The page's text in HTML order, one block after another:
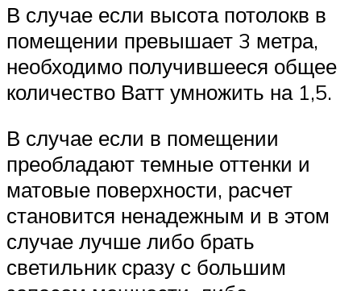
В случае если высота потолокв в
помещении превышает 3 метра,
необходимо получившееся общее
количество Ватт умножить на 1,5.
В случае если в помещении
преобладают темные оттенки и
матовые поверхности, расчет
становится ненадежным и в этом
случае лучше либо брать
светильник сразу с большим